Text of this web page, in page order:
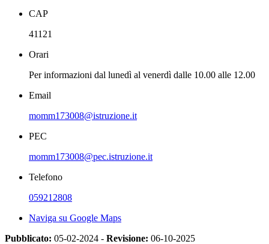
CAP
41121
Orari
Per informazioni dal lunedì al venerdì dalle 10.00 alle 12.00
Email
momm173008@istruzione.it
PEC
momm173008@pec.istruzione.it
Telefono
059212808
Naviga su Google Maps
Pubblicato: 05-02-2024 - Revisione: 06-10-2025